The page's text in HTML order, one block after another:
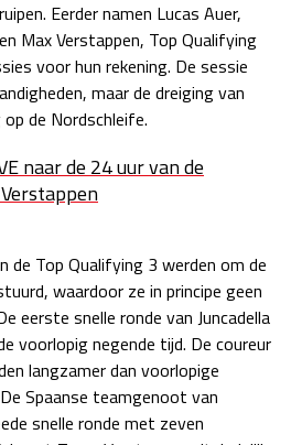
za 05:00 - 06:00
zo 05:00 - 07:00
za 19:00 - 20:00
zo 17:00 - 19:00
za 15:00 - 16:00
Eerder namen Lucas Auer,
Max Verstappen, Top Qualifying
voor hun rekening. De sessie
maar de dreiging van
de Nordschleife.
naar de 24 uur van de
de Top Qualifying 3 werden om de
waardoor ze in principe geen
eerste snelle ronde van Juncadella
voorlopig negende tijd. De coureur
langzamer dan voorlopige
Spaanse teamgenoot van
snelle ronde met zeven